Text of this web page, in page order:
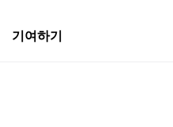
기여하기